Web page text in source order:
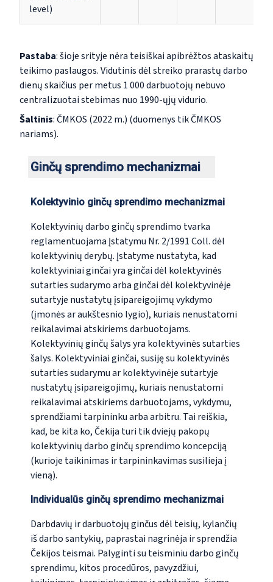
level)
Pastaba: šioje srityje nėra teisiškai apibrėžtos ataskaitų
teikimo paslaugos. Vidutinis dėl streiko prarastų darbo
dienų skaičius per metus 1 000 darbuotojų nebuvo
centralizuotai stebimas nuo 1990-ųjų vidurio.
Šaltinis: ČMKOS (2022 m.) (duomenys tik ČMKOS
nariams).
Ginčų sprendimo mechanizmai
Kolektyvinio ginčų sprendimo mechanizmai
Kolektyvinių darbo ginčų sprendimo tvarka
reglamentuojama Įstatymu Nr. 2/1991 Coll. dėl
kolektyvinių derybų. Įstatyme nustatyta, kad
kolektyviniai ginčai yra ginčai dėl kolektyvinės
sutarties sudarymo arba ginčai dėl kolektyvinėje
sutartyje nustatytų įsipareigojimų vykdymo
(įmonės ar aukštesnio lygio), kuriais nenustatomi
reikalavimai atskiriems darbuotojams.
Kolektyvinių ginčų šalys yra kolektyvinės sutarties
šalys. Kolektyviniai ginčai, susiję su kolektyvinės
sutarties sudarymu ar kolektyvinėje sutartyje
nustatytų įsipareigojimų, kuriais nenustatomi
reikalavimai atskiriems darbuotojams, vykdymu,
sprendžiami tarpininku arba arbitru. Tai reiškia,
kad, be kita ko, Čekija turi tik dviejų pakopų
kolektyvinių darbo ginčų sprendimo koncepciją
(kurioje taikinimas ir tarpininkavimas susilieja į
vieną).
Individualūs ginčų sprendimo mechanizmai
Darbdavių ir darbuotojų ginčus dėl teisių, kylančių
iš darbo santykių, paprastai nagrinėja ir sprendžia
Čekijos teismai. Palyginti su teisminiu darbo ginčų
sprendimu, kitos procedūros, pavyzdžiui,